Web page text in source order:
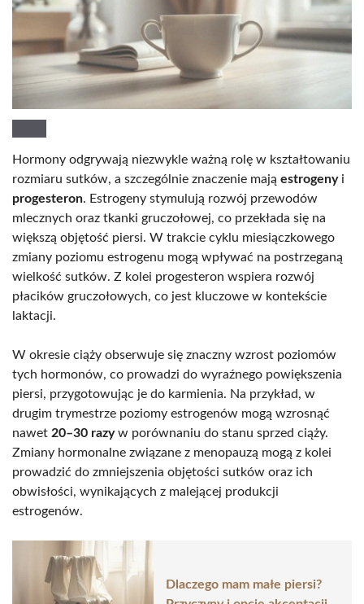
Hormony odgrywają niezwykle ważną rolę w kształtowaniu
rozmiaru sutków, a szczególnie znaczenie mają estrogenyi
progesteron. Estrogeny stymulują rozwój przewodów
mlecznych oraz tkanki gruczołowej, co przekłada się na
większą objętość piersi. W trakcie cyklu miesiączkowego
zmiany poziomu estrogenu mogą wpływać na postrzeganą
wielkość sutków. Z kolei progesteron wspiera rozwój
płacików gruczołowych, co jest kluczowe w kontekście
laktacji.
W okresie ciąży obserwuje się znaczny wzrost poziomów
tych hormonów, co prowadzi do wyraźnego powiększenia
piersi, przygotowując je do karmienia. Na przykład, w
drugim trymestrze poziomy estrogenów mogą wzrosnąć
nawet 20–30 razyw porównaniu do stanu sprzed ciąży.
Zmiany hormonalne związane z menopauzą mogą z kolei
prowadzić do zmniejszenia objętości sutków oraz ich
obwisłości, wynikających z malejącej produkcji
estrogenów.
Dlaczego mam małe piersi?